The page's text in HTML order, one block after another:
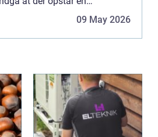
der går hul i dit kloaksystem,
09 May 2026